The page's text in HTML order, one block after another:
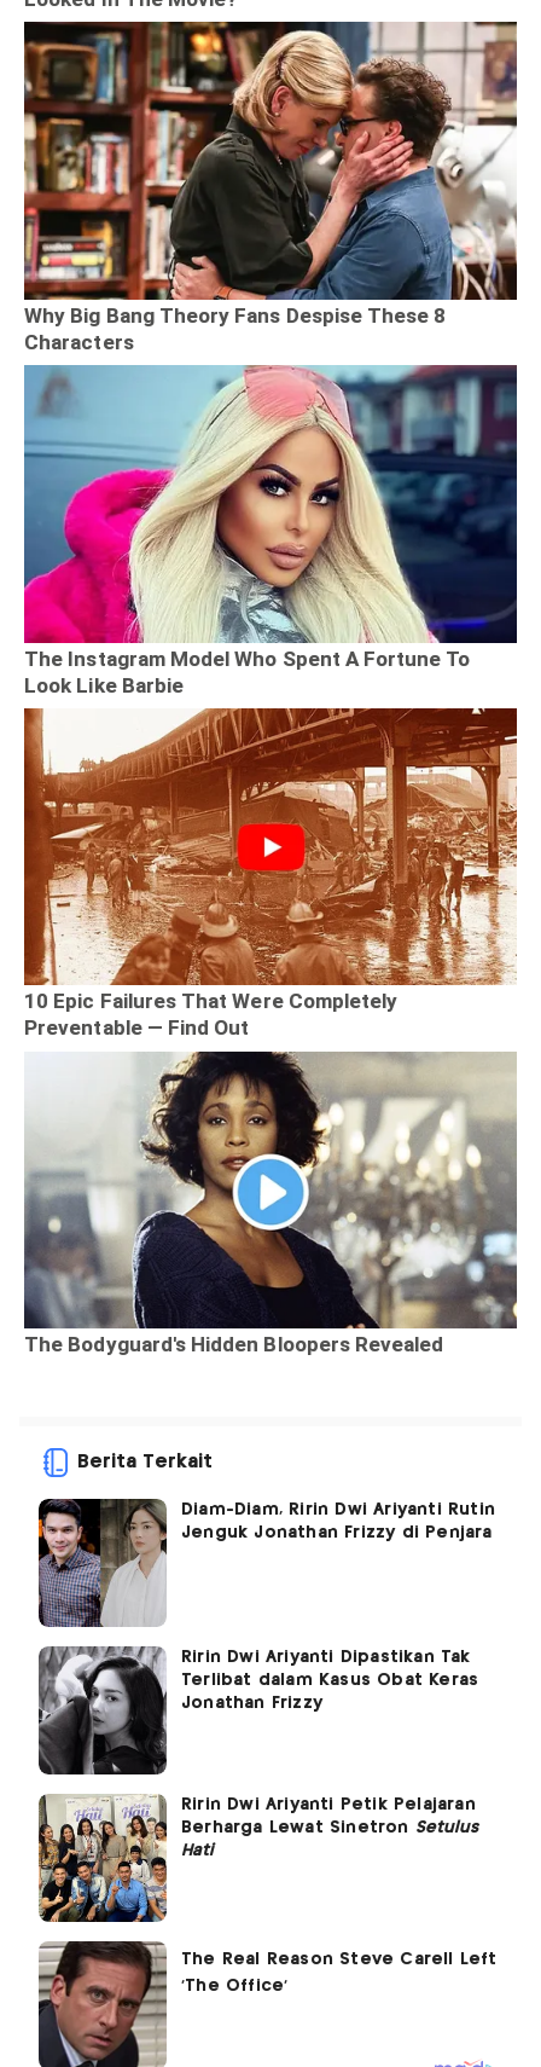
Berita Terkait
Diam-Diam, Ririn Dwi Ariyanti Rutin
Jenguk Jonathan Frizzy di Penjara
Ririn Dwi Ariyanti Dipastikan Tak
Terlibat dalam Kasus Obat Keras
Jonathan Frizzy
Ririn Dwi Ariyanti Petik Pelajaran
Berharga Lewat Sinetron Setulus
Hati